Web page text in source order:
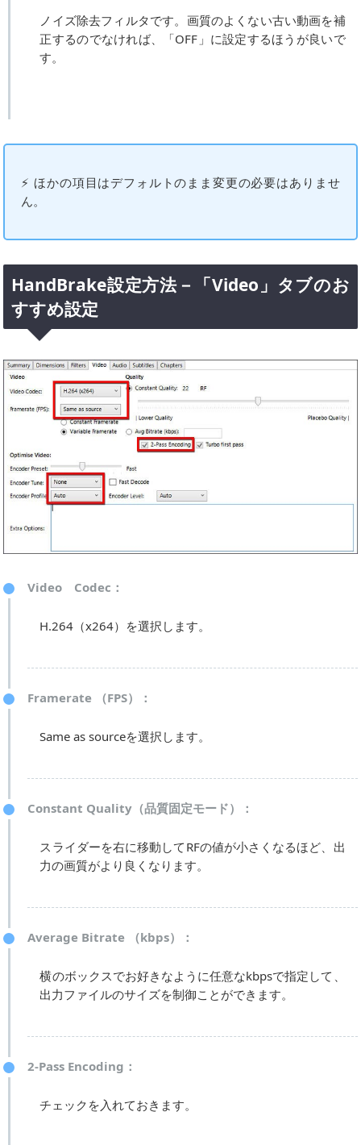
ノイズ除去フィルタです。画質のよくない古い動画を補
正するのでなければ、「OFF」に設定するほうが良いで
す。
⚡ ほかの項目はデフォルトのまま変更の必要はありませ
ん。
HandBrake設定方法－「Video」タブのお
すすめ設定
Video Codec：
H.264（x264）を選択します。
Framerate （FPS）：
Same as sourceを選択します。
Constant Quality（品質固定モード）：
スライダーを右に移動してRFの値が小さくなるほど、出
力の画質がより良くなります。
Average Bitrate （kbps）：
横のボックスでお好きなように任意なkbpsで指定して、
出力ファイルのサイズを制御ことができます。
2-Pass Encoding：
チェックを入れておきます。